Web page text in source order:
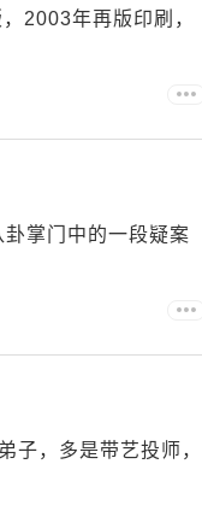
2003年再版印刷，
掌门中的一段疑案
子，多是带艺投师，